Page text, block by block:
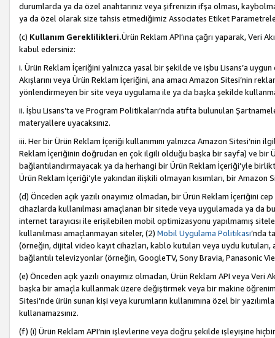
durumlarda ya da özel anahtarınız veya şifrenizin ifşa olması,
ya da özel olarak size tahsis etmediğimiz Associates Etiket
(c) Kullanım Gereklilikleri.Ürün Reklam API’ına çağrı yaparak, Veri
kabul edersiniz:
i. Ürün Reklam İçeriğini yalnızca yasal bir şekilde ve işbu Lisans’a uygun
Akışlarını veya Ürün Reklam İçeriğini, ana amacı Amazon Sitesi’nin
yönlendirmeyen bir site veya uygulama ile ya da başka şekilde
ii. İşbu Lisans’ta ve Program Politikaları’nda atıfta bulunulan
materyallere uyacaksınız.
iii. Her bir Ürün Reklam İçeriği kullanımını yalnızca Amazon
Reklam İçeriğinin doğrudan en çok ilgili olduğu başka bir sayfa) ve bir
bağlantılandırmayacak ya da herhangi bir Ürün Reklam İçeriği’yle
Ürün Reklam İçeriği’yle yakından ilişkili olmayan kısımları, bir Amazon
(d) Önceden açık yazılı onayımız olmadan, bir Ürün Reklam İçeriğini
cihazlarda kullanılması amaçlanan bir sitede veya uygulamada ya da
internet tarayıcısı ile erişilebilen mobil optimizasyonu yapılmamış
kullanılması amaçlanmayan siteler, (2) Mobil Uygulama Politikası’nda
(örneğin, dijital video kayıt cihazları, kablo kutuları veya uydu kutuları,
bağlantılı televizyonlar (örneğin, GoogleTV, Sony Bravia, Panasonic
(e) Önceden açık yazılı onayımız olmadan, Ürün Reklam API veya
başka bir amaçla kullanmak üzere değiştirmek veya bir makine
Sitesi’nde ürün sunan kişi veya kurumların kullanımına özel bir
kullanamazsınız.
(f) (i) Ürün Reklam API’nin işlevlerine veya doğru şekilde işleyişine